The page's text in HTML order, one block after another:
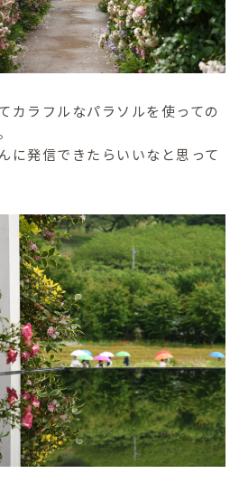
カラフルなパラソルを使っての
に発信できたらいいなと思って